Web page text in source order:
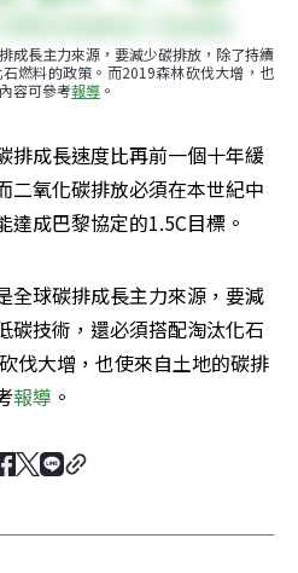
成長主力來源，要減少碳排放，除了持續
燃料的政策。而2019森林砍伐大增，也
容可參考報導 。
排成長速度比再前一個十年緩
二氧化碳排放必須在本世紀中
成巴黎協定的1.5C目標。
全球碳排成長主力來源，要減
碳技術，還必須搭配淘汰化石
伐大增，也使來自土地的碳排
報導 。